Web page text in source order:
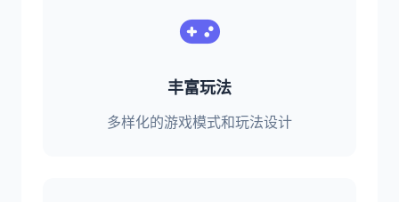
丰富玩法
多样化的游戏模式和玩法设计